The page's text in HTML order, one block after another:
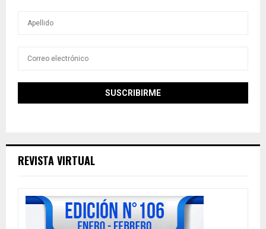
REVISTA VIRTUAL